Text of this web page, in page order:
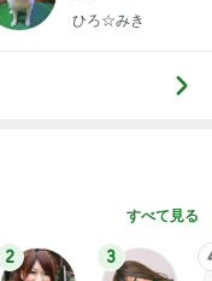
ひろ☆みき
すべて見る
2 3